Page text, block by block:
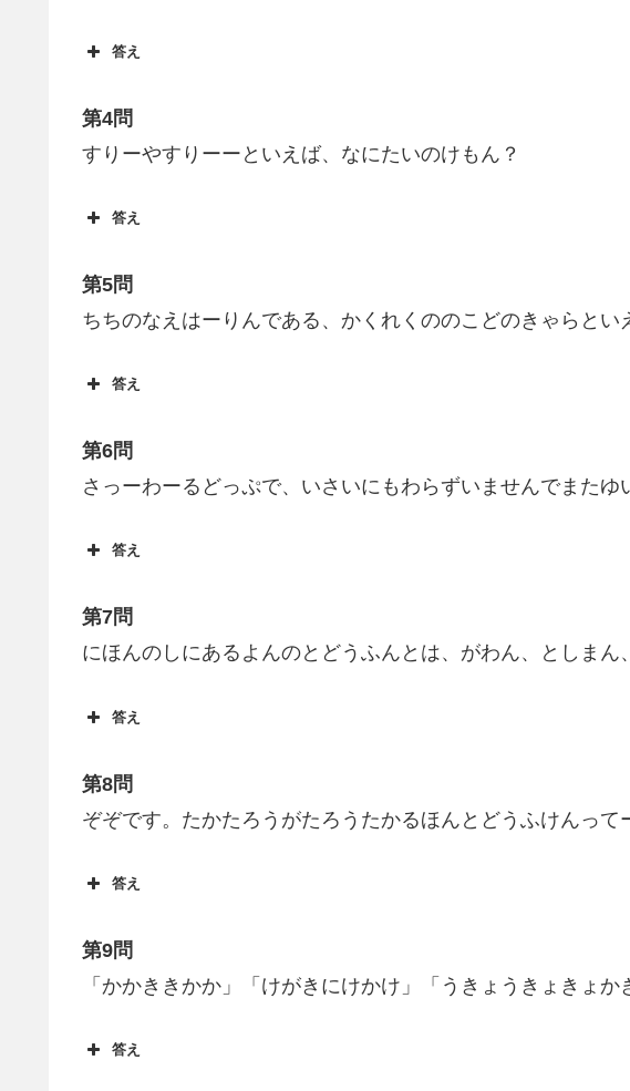
答え
第4問
すりーやすりーーといえば、なにたいのけもん？
答え
第5問
ちちのなえはーりんである、かくれくののこどのきゃらとい
答え
第6問
さっーわーるどっぷで、いさいにもわらずいませんでまたゆ
答え
第7問
にほんのしにあるよんのとどうふんとは、がわん、としまん
答え
第8問
ぞぞです。たかたろうがたろうたかるほんとどうふけんって
答え
第9問
「かかききかか」「けがきにけかけ」「うきょうきょきょ
答え